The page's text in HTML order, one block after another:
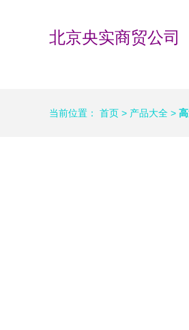
北京央实商贸公司
当前位置： 首页 > 产品大全 >